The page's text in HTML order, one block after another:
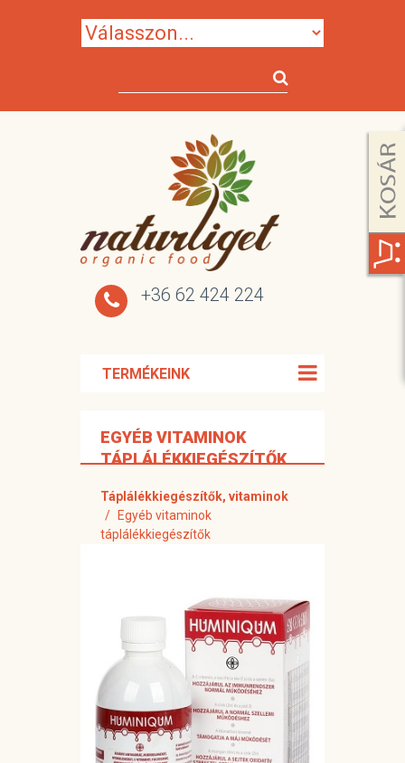
+36 62 424 224
TERMÉKEINK
EGYÉB VITAMINOK
TÁPLÁLÉKKIEGÉSZÍTŐK
Táplálékkiegészítők, vitaminok
Egyéb vitaminok
táplálékkiegészítők